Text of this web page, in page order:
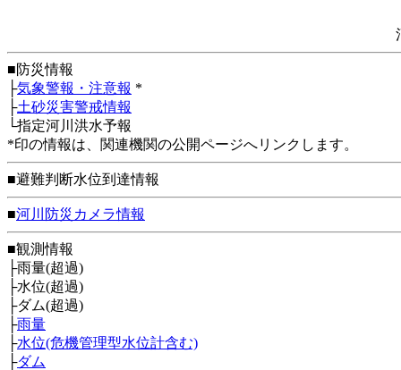
■防災情報
├気象警報・注意報 *
├土砂災害警戒情報
└指定河川洪水予報
*印の情報は、関連機関の公開ページへリンクします。
■避難判断水位到達情報
■河川防災カメラ情報
■観測情報
├雨量(超過)
├水位(超過)
├ダム(超過)
├雨量
├水位(危機管理型水位計含む)
├ダム